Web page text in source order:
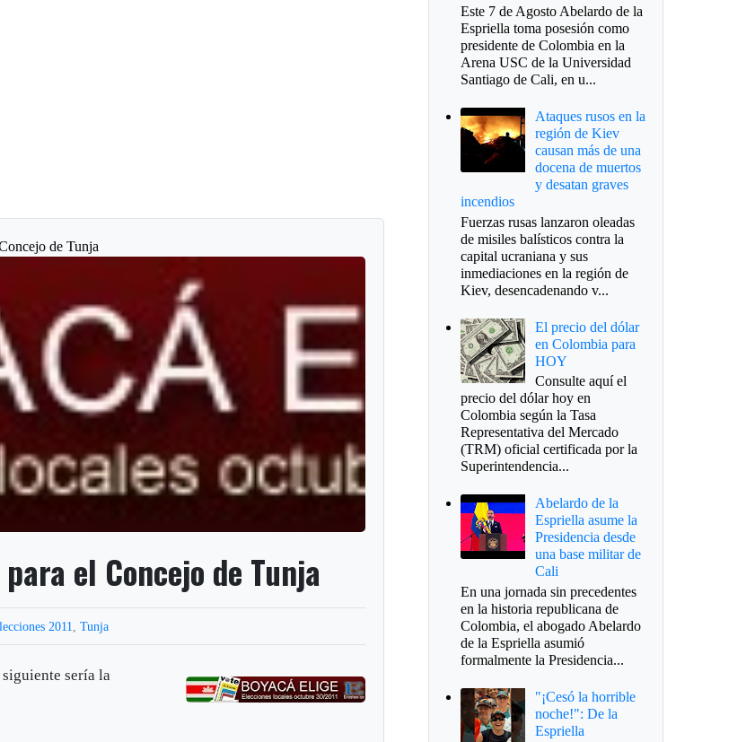
de Tunja
el Concejo de Tunja
2011 ,Tunja
sería la
Este 7 de Agosto Abelardo de la
Espriella toma posesión como
presidente de Colombia en la
Arena USC de la Universidad
Santiago de Cali, en u...
Ataques rusos en la
región de Kiev
causan más de una
docena de muertos
y desatan graves
incendios
Fuerzas rusas lanzaron oleadas
de misiles balísticos contra la
capital ucraniana y sus
inmediaciones en la región de
Kiev, desencadenando v...
El precio del dólar
en Colombia para
HOY
Consulte aquí el
precio del dólar hoy en
Colombia según la Tasa
Representativa del Mercado
(TRM) oficial certificada por la
Superintendencia...
Abelardo de la
Espriella asume la
Presidencia desde
una base militar de
Cali
En una jornada sin precedentes
en la historia republicana de
Colombia, el abogado Abelardo
de la Espriella asumió
formalmente la Presidencia...
"¡Cesó la horrible
noche!": De la
Espriella